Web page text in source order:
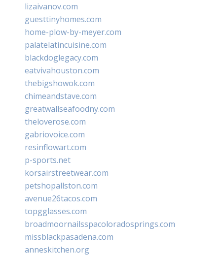
lizaivanov.com
guesttinyhomes.com
home-plow-by-meyer.com
palatelatincuisine.com
blackdoglegacy.com
eatvivahouston.com
thebigshowok.com
chimeandstave.com
greatwallseafoodny.com
theloverose.com
gabriovoice.com
resinflowart.com
p-sports.net
korsairstreetwear.com
petshopallston.com
avenue26tacos.com
topgglasses.com
broadmoornailsspacoloradosprings.com
missblackpasadena.com
anneskitchen.org